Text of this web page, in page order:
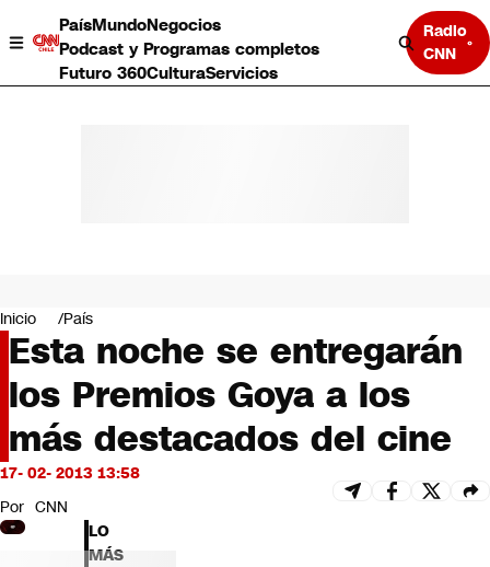
PaísMundoNegocios
Podcast y Programas completos
Futuro 360CulturaServicios
Radio
CNN
Negocios
Deportes
Programas completos
Cultura
Servicios
Bits
CNN tiempo
Futuro 360
Opinión
Inicio País
Esta noche se entregarán
los Premios Goya a los
más destacados del cine
17- 02- 2013 13:58
Por CNN
LO
MÁS